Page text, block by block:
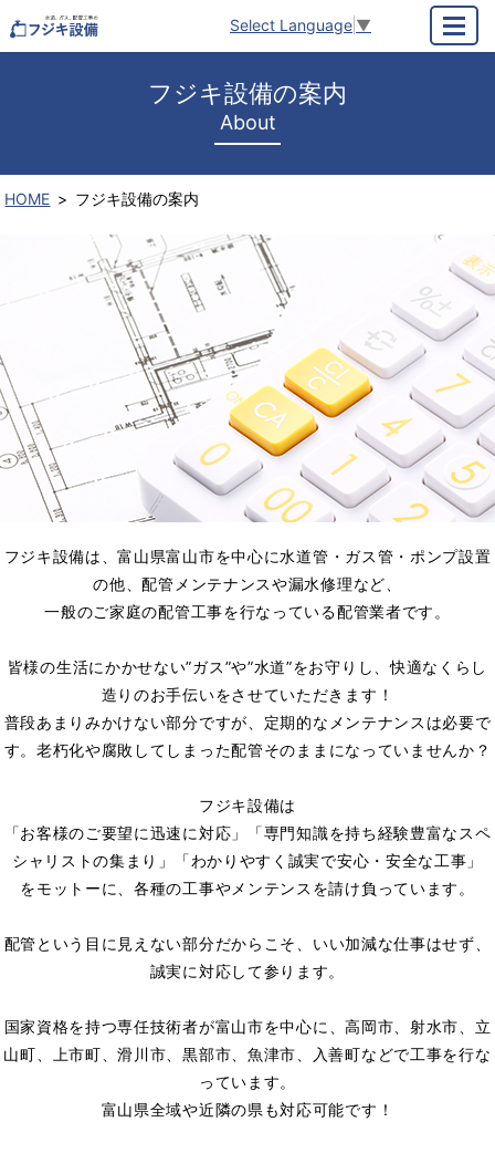
Select Language ▼
フジキ設備の案内
About
HOME フジキ設備の案内
フジキ設備は、富山県富山市を中心に水道管・ガス管・ポンプ設置
の他、配管メンテナンスや漏水修理など、
一般のご家庭の配管工事を行なっている配管業者です。
皆様の生活にかかせない”ガス”や”水道”をお守りし、快適なくらし
造りのお手伝いをさせていただきます！
普段あまりみかけない部分ですが、定期的なメンテナンスは必要で
す。老朽化や腐敗してしまった配管そのままになっていませんか？
フジキ設備は
「お客様のご要望に迅速に対応」「専門知識を持ち経験豊富なスペ
シャリストの集まり」「わかりやすく誠実で安心・安全な工事」
をモットーに、各種の工事やメンテンスを請け負っています。
配管という目に見えない部分だからこそ、いい加減な仕事はせず、
誠実に対応して参ります。
国家資格を持つ専任技術者が富山市を中心に、高岡市、射水市、立
山町、上市町、滑川市、黒部市、魚津市、入善町などで工事を行な
っています。
富山県全域や近隣の県も対応可能です！